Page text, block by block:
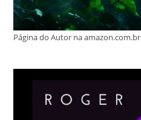
Página do Autor na amazon.com.br